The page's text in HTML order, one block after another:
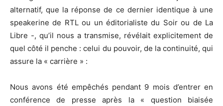
alternatif, que la réponse de ce dernier identique à une
speakerine de RTL ou un éditorialiste du Soir ou de La
Libre -, qu’il nous a transmise, révélait explicitement de
quel côté il penche : celui du pouvoir, de la continuité, qui
assure la « carrière » :
Nous avons été empêchés pendant 9 mois d’entrer en
conférence de presse après la « question biaisée